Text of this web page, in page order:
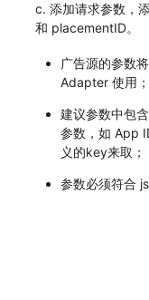
c. 添加请求参数，
和 placementID。
广告源的参数
Adapter 使用；
建议参数中包
参数，如 App
义的key来取；
参数必须符合